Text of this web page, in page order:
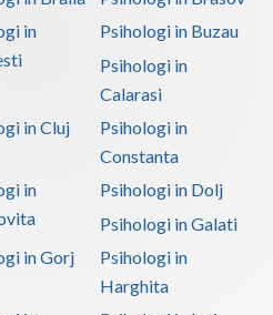
in
Psihologi in Buzau
Psihologi in
Calarasi
in Cluj
Psihologi in
Constanta
in
Psihologi in Dolj
Psihologi in Galati
in Gorj
Psihologi in
Harghita